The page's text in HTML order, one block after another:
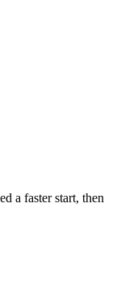
a faster start, then